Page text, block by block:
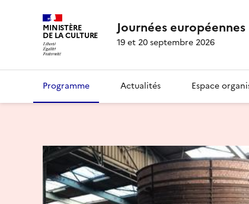
MINISTÈRE
DE LA CULTURE Journées
19 et 20 septembre 2026
Programme Actualités Espace